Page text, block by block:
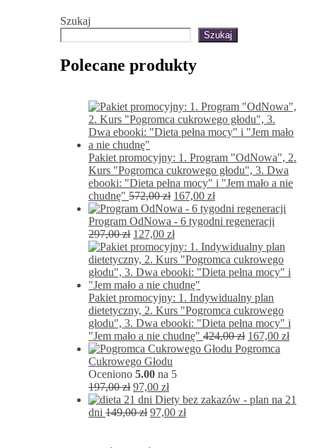
Szukaj
Szukaj
Polecane produkty
Pakiet promocyjny: 1. Program "OdNowa", 2.
Kurs "Pogromca cukrowego głodu", 3. Dwa
ebooki: "Dieta pełna mocy" i "Jem mało a nie
chudnę" 572,00zł Pierwotna
cena
wynosiła:
572,00 zł.
167,00 złAktualna
cena
wynosi:
Program OdNowa - 6 tygodni regeneracji
297,00zł Pierwotna
cena
wynosiła:
297,00 zł.
127,00 złAktualna
cena
wynosi:
127,00 zł.
Pakiet promocyjny: 1. Indywidualny plan
dietetyczny, 2. Kurs "Pogromca cukrowego
głodu", 3. Dwa ebooki: "Dieta pełna mocy" i
"Jem mało a nie chudnę" 424,00zł Pierwotna
cena
167,00 zł
Pogromca
Cukrowego Głodu
Oceniono 5.00 na 5
197,00zł Pierwotna
cena
wynosiła:
97,00 złAktualna
cena
wynosi:
Diety bez zakazów - plan na 21
dni 149,00zł Pierwotna
97,00 złAktualna